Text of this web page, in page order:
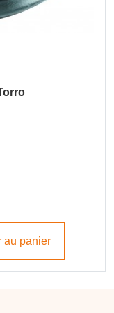
au panier